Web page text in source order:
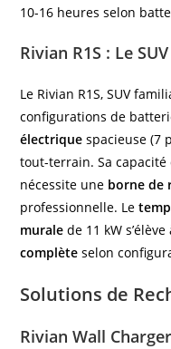
10-16 heures selon
Rivian R1S : Le
Le Rivian R1S, SUV
configurations de
électrique spacieuse (7
tout-terrain. Sa
nécessite une borne de
professionnelle. Le
murale de 11 kW
complète selon
Solutions de
Rivian Wall